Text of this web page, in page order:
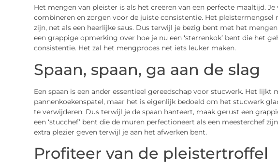
Het mengen van pleister is als het creëren van een perfecte maaltijd.
combineren en zorgen voor de juiste consistentie. Het
zijn, net als een heerlijke saus. Dus terwijl je bezig bent met het
een grappige opmerking over hoe je nu een ‘sterrenkok’ bent die het
consistentie. Het zal het mengproces net iets leuker maken.
Spaan, spaan, ga aan de slag
Een spaan is een ander essentieel gereedschap voor stucwerk. Het lijkt
pannenkoekenspatel, maar het is eigenlijk bedoeld om het stucwerk
te verwijderen. Dus terwijl je de spaan hanteert, maak gerust een
een ‘stucchef’ bent die de muren perfectioneert als een meesterchef
extra plezier geven terwijl je aan het afwerken bent.
Profiteer van de pleistertroffel